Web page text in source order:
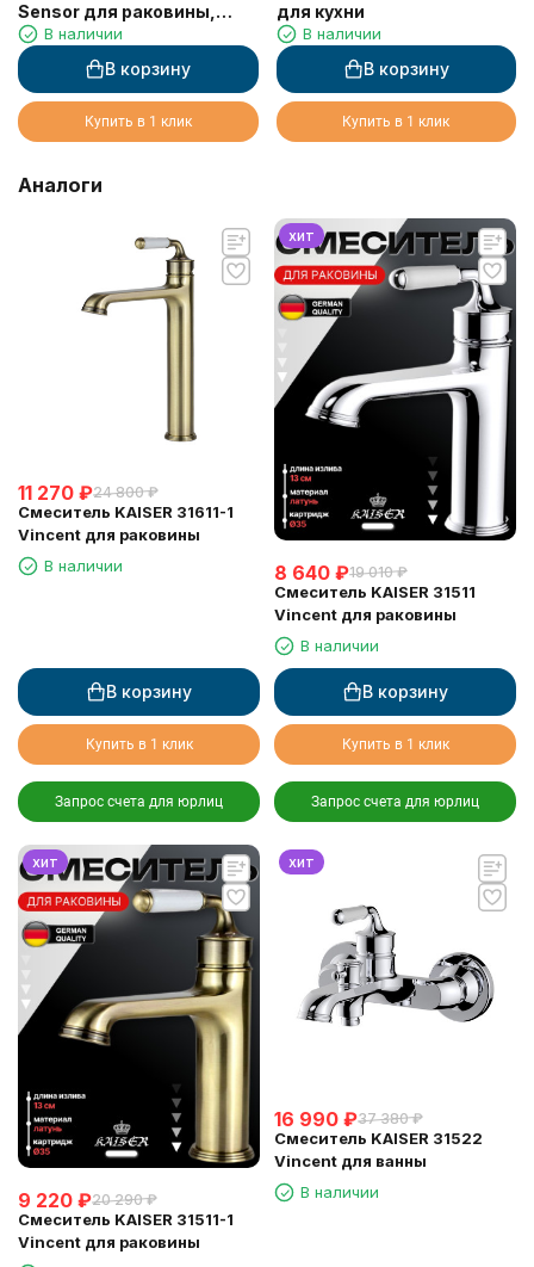
Sensor для раковины,
сенсорный (3820)
В наличии
В корзину
Купить в 1 клик
для кухни
В наличии
В корзину
Купить в 1 клик
Аналоги
11 270 ₽24 800 ₽
Смеситель KAISER 31611-1
Vincent для раковины
В наличии
В корзину
Купить в 1 клик
Запрос счета для юрлиц
хит
8 640 ₽19 010 ₽
Смеситель KAISER 31511
Vincent для раковины
В наличии
В корзину
Купить в 1 клик
Запрос счета для юрлиц
хит
9 220 ₽20 290 ₽
Смеситель KAISER 31511-1
Vincent для раковины
хит
16 990 ₽37 380 ₽
Смеситель KAISER 31522
Vincent для ванны
В наличии